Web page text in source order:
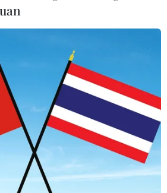
hòa lưới quốc gia.